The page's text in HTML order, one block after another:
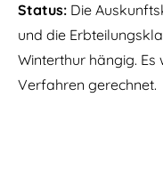
Status: Die
und die
Winterthur hängig.
Verfahren gerechnet.